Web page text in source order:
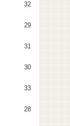
32
29
31
30
33
28